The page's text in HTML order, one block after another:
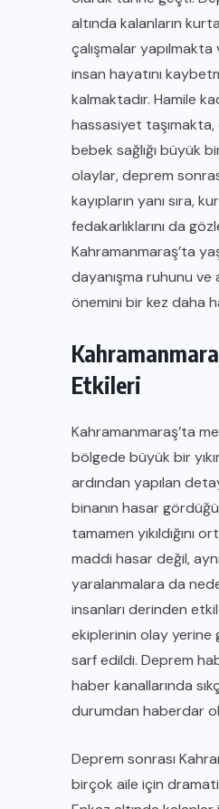
altında kalanların
çalışmalar
insan hayatını
kalmaktadır. Hamile
hassasiyet
bebek sağlığı büyük
olaylar, deprem
kayıpların yanı sıra,
fedakarlıklarını da
Kahramanmaraş’ta
dayanışma ruhunu ve
önemini bir kez daha
Etkileri
Kahramanmaraş’ta
bölgede büyük bir
ardından yapılan
binanın hasar
tamamen yıkıldığını
maddi hasar değil,
yaralanmalara da
insanları derinden
ekiplerinin olay yerine
sarf edildi. Deprem
haber kanallarında
durumdan haberdar
Deprem sonrası
birçok aile için